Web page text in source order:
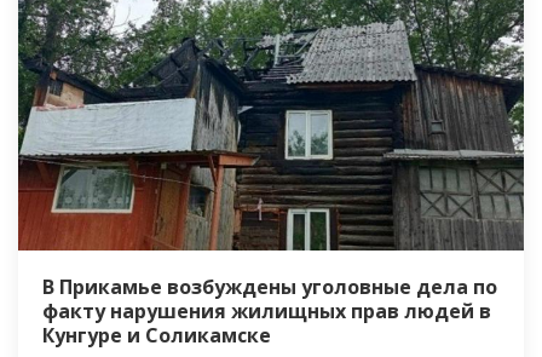
В Прикамье возбуждены уголовные дела по
факту нарушения жилищных прав людей в
Кунгуре и Соликамске